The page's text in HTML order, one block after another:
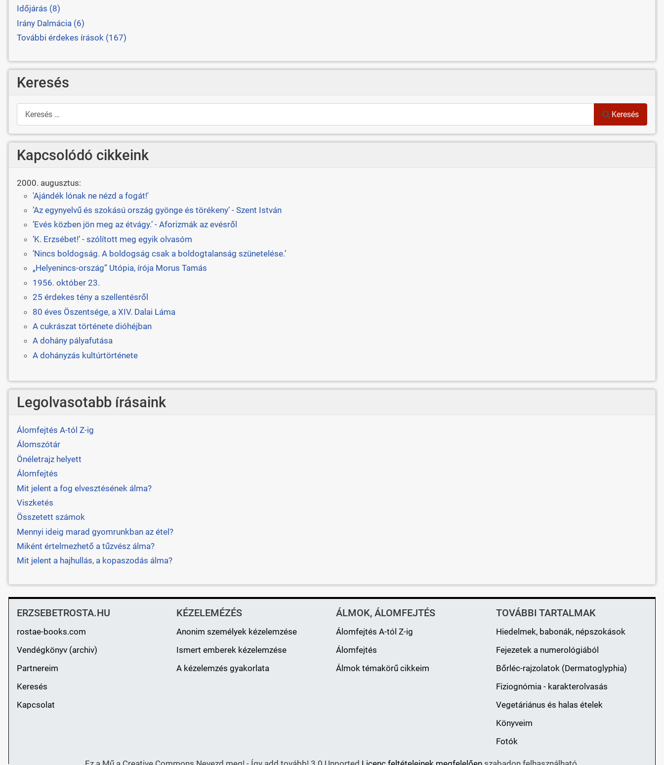
Időjárás (8)
Irány Dalmácia (6)
További érdekes írások (167)
Keresés
Keresés
Keresés
Kapcsolódó cikkeink
2000. augusztus:
'Ajándék lónak ne nézd a fogát!'
’Az egynyelvű és szokású ország gyönge és törékeny’ - Szent István
’Evés közben jön meg az étvágy.’ - Aforizmák az evésről
’K. Erzsébet!’ - szólított meg egyik olvasóm
’Nincs boldogság. A boldogság csak a boldogtalanság szünetelése.’
„Helyenincs-ország” Utópia, írója Morus Tamás
1956. október 23.
25 érdekes tény a szellentésről
80 éves Öszentsége, a XIV. Dalai Láma
A cukrászat története dióhéjban
A dohány pályafutása
A dohányzás kultúrtörténete
Legolvasotabb írásaink
Álomfejtés A-tól Z-ig
Álomszótár
Önéletrajz helyett
Álomfejtés
Mit jelent a fog elvesztésének álma?
Viszketés
Összetett számok
Mennyi ideig marad gyomrunkban az étel?
Miként értelmezhető a tűzvész álma?
Mit jelent a hajhullás, a kopaszodás álma?
ERZSEBETROSTA.HU
rostae-books.com
Vendégkönyv (archiv)
Partnereim
Keresés
Kapcsolat
KÉZELEMÉZÉS
Anonim személyek kézelemzése
Ismert emberek kézelemzése
A kézelemzés gyakorlata
ÁLMOK, ÁLOMFEJTÉS
Álomfejtés A-tól Z-ig
Álomfejtés
Álmok témakörű cikkeim
TOVÁBBI TARTALMAK
Hiedelmek, babonák, népszokások
Fejezetek a numerológiából
Bőrléc-rajzolatok (Dermatoglyphia)
Fiziognómia - karakterolvasás
Vegetáriánus és halas ételek
Könyveim
Fotók